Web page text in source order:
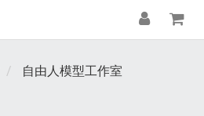
自由人模型工作室